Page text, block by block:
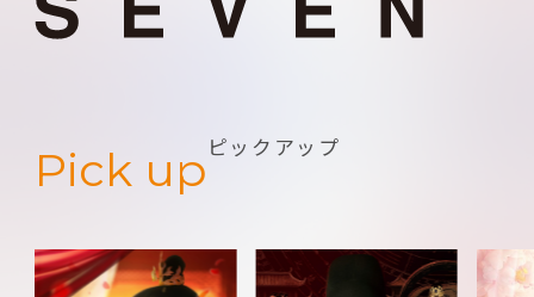
Pick up ピックアップ